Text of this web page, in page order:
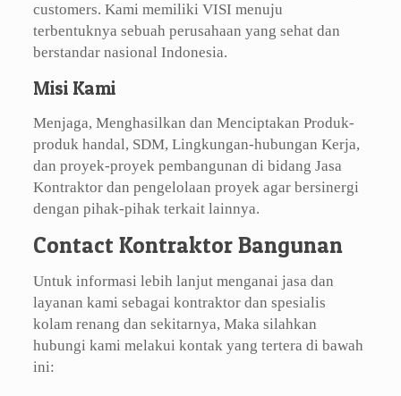
customers. Kami memiliki VISI menuju
terbentuknya sebuah perusahaan yang sehat dan
berstandar nasional Indonesia.
Misi Kami
Menjaga, Menghasilkan dan Menciptakan Produk-
produk handal, SDM, Lingkungan-hubungan Kerja,
dan proyek-proyek pembangunan di bidang Jasa
Kontraktor dan pengelolaan proyek agar bersinergi
dengan pihak-pihak terkait lainnya.
Contact Kontraktor Bangunan
Untuk informasi lebih lanjut menganai jasa dan
layanan kami sebagai kontraktor dan spesialis
kolam renang dan sekitarnya, Maka silahkan
hubungi kami melakui kontak yang tertera di bawah
ini: